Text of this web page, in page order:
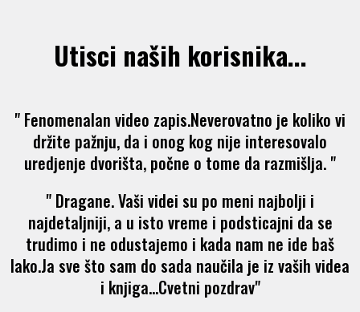
Utisci naših korisnika...
" Fenomenalan video zapis.Neverovatno je koliko vi
držite pažnju, da i onog kog nije interesovalo
uredjenje dvorišta, počne o tome da razmišlja. "
" Dragane. Vaši videi su po meni najbolji i
najdetaljniji, a u isto vreme i podsticajni da se
trudimo i ne odustajemo i kada nam ne ide baš
lako.Ja sve što sam do sada naučila je iz vaših videa
i knjiga...Cvetni pozdrav"